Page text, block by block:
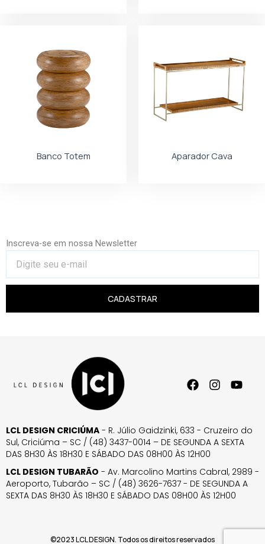
Banco Totem Aparador Cava
Inscreva-se em nossa Newsletter
CADASTRAR
LCL DESIGN CRICIÚMA - R. Júlio Gaidzinki, 633 - Cruzeiro do
Sul, Criciúma – SC / (48) 3437-0014 – DE SEGUNDA A SEXTA
DAS 8H30 ÀS 18H30 E SÁBADO DAS 08H00 ÀS 12H00
LCL DESIGN TUBARÃO - Av. Marcolino Martins Cabral, 2989 -
Aeroporto, Tubarão – SC / (48) 3626-7637 - DE SEGUNDA A
SEXTA DAS 8H30 ÀS 18H30 E SÁBADO DAS 08H00 ÀS 12H00
©2023 LCL DESIGN. Todos os direitos reservados